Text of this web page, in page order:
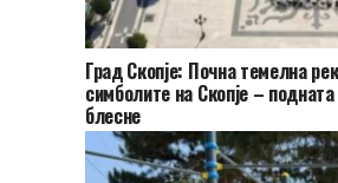
Град Скопје: Почна темелна
симболите на Скопје –
блесне